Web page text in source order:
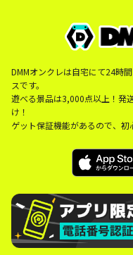
DMMオンクレは自宅にて24時
スです。
遊べる景品は3,000点以上！発
け！
ゲット保証機能があるので、初